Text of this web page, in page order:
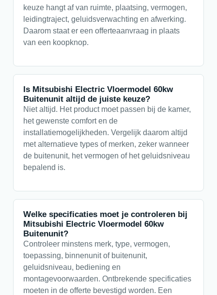
keuze hangt af van ruimte, plaatsing, vermogen,
leidingtraject, geluidsverwachting en afwerking.
Daarom staat er een offerteaanvraag in plaats
van een koopknop.
Is Mitsubishi Electric Vloermodel 60kw
Buitenunit altijd de juiste keuze?
Niet altijd. Het product moet passen bij de kamer,
het gewenste comfort en de
installatiemogelijkheden. Vergelijk daarom altijd
met alternatieve types of merken, zeker wanneer
de buitenunit, het vermogen of het geluidsniveau
bepalend is.
Welke specificaties moet je controleren bij
Mitsubishi Electric Vloermodel 60kw
Buitenunit?
Controleer minstens merk, type, vermogen,
toepassing, binnenunit of buitenunit,
geluidsniveau, bediening en
montagevoorwaarden. Ontbrekende specificaties
moeten in de offerte bevestigd worden. Een